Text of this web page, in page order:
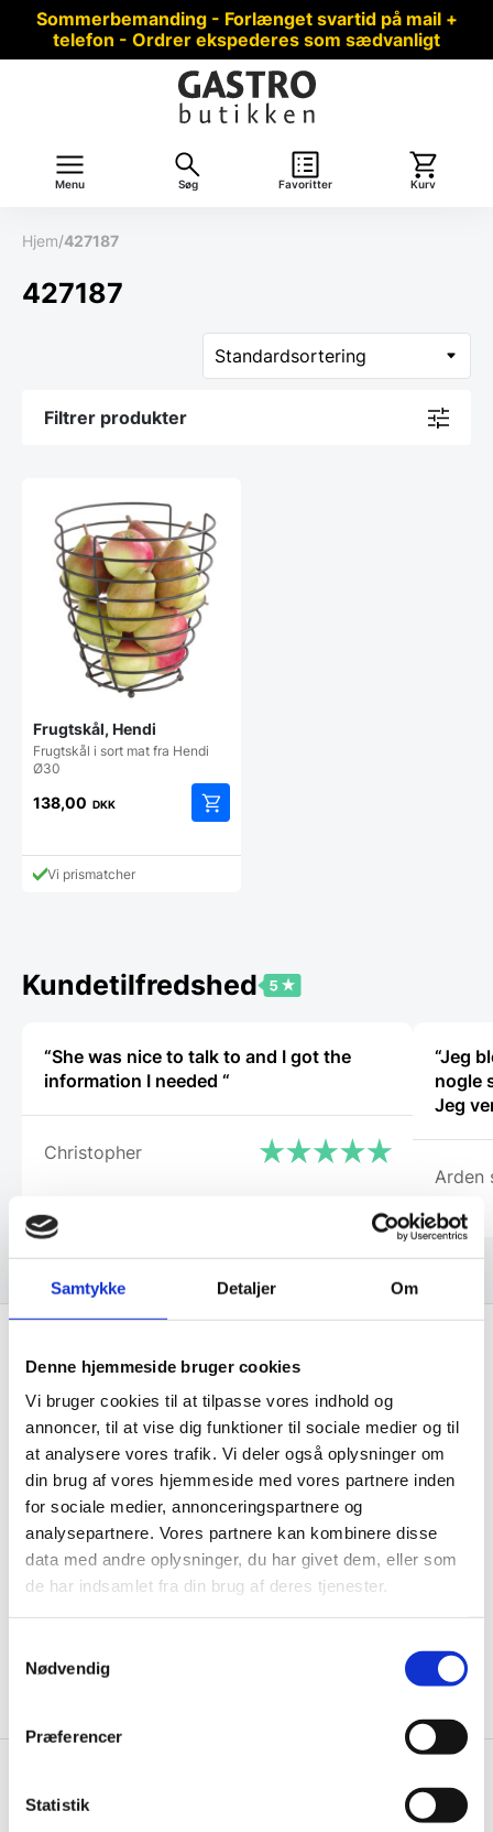
Samtykke Detaljer Om
Denne hjemmeside bruger cookies
Vi bruger cookies til at tilpasse vores indhold og
annoncer, til at vise dig funktioner til sociale medier og til
at analysere vores trafik. Vi deler også oplysninger om
din brug af vores hjemmeside med vores partnere inden
for sociale medier, annonceringspartnere og
analysepartnere. Vores partnere kan kombinere disse
data med andre oplysninger, du har givet dem, eller som
de har indsamlet fra din brug af deres tjenester.
Nødvendig
Præferencer
Statistik
Sommerbemanding - Forlænget svartid på mail +
telefon - Ordrer ekspederes som sædvanligt
Menu Søg Favoritter Kurv
Hjem/427187
427187
Filtrer produkter
Frugtskål, Hendi
Frugtskål i sort mat fra Hendi
Ø30
138,00 DKK
Vi prismatcher
Kundetilfredshed
“She was nice to talk to and I got the
information I needed “
Christopher
“Jeg
nogle
Jeg
Arden
Få de bedste tilbud først!
Husk at tilmelde dig vores nyhedsbrev og vær først
til de bedste tilbud. Og bare rolig, vi spammer dig
ikke, men sender kun relevante tilbud og
informationer til dig.
Gastrobutikken.dk